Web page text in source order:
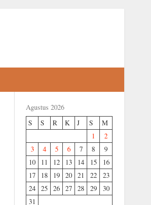
Agustus 2026
S
S R K J S
M
1
2
3
4 5 6 7 8
9
10
11 12 13 14 15
16
17
18 19 20 21 22
23
24 25 26 27 28 29
30
31